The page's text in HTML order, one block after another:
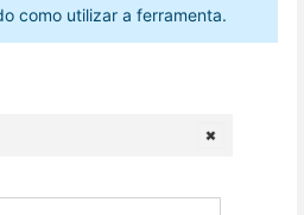
como utilizar a ferramenta.